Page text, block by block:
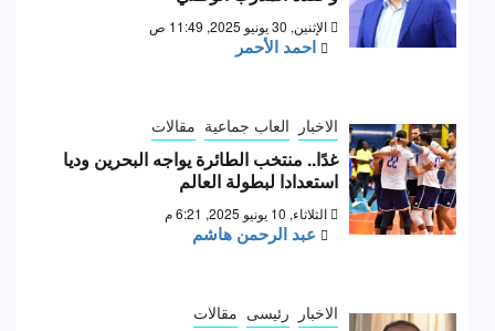
الإثنين, 30 يونيو 2025, 11:49 ص
احمد الأحمر
الاخبار العاب جماعية مقالات
غدًا.. منتخب الطائرة يواجه البحرين وديا
استعدادا لبطولة العالم
الثلاثاء, 10 يونيو 2025, 6:21 م
عبد الرحمن هاشم
الاخبار رئيسى مقالات